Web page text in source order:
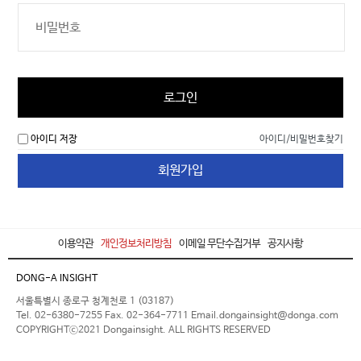
로그인
아이디 저장 아이디/비밀번호찾기
회원가입
이용약관 개인정보처리방침 이메일 무단수집거부 공지사항
DONG-A INSIGHT
서울특별시 종로구 청계천로 1 (03187)
Tel. 02-6380-7255 Fax. 02-364-7711 Email.dongainsight@donga.com
COPYRIGHTⓒ2021 Dongainsight. ALL RIGHTS RESERVED